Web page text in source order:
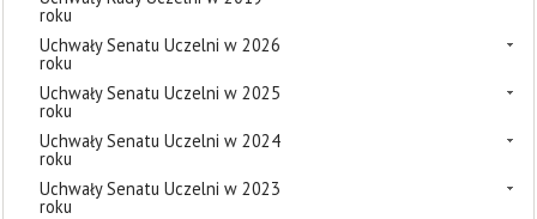
roku
Uchwały Senatu Uczelni w 2026
roku
Uchwały Senatu Uczelni w 2025
roku
Uchwały Senatu Uczelni w 2024
roku
Uchwały Senatu Uczelni w 2023
roku